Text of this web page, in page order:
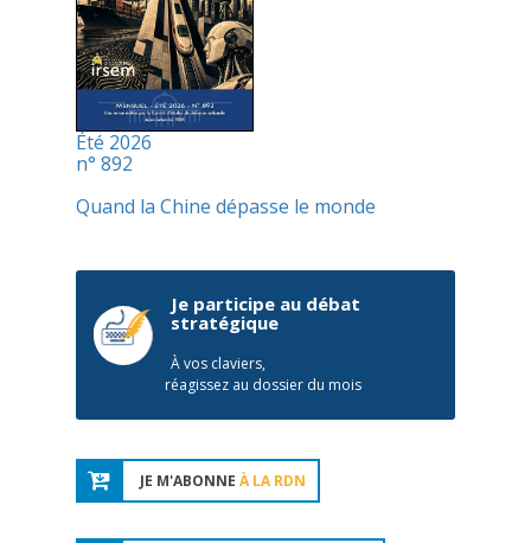
Été 2026
n° 892
Quand la Chine dépasse le monde
Je participe au débat
stratégique
À vos claviers,
réagissez au dossier du mois
JE M'ABONNE À LA RDN